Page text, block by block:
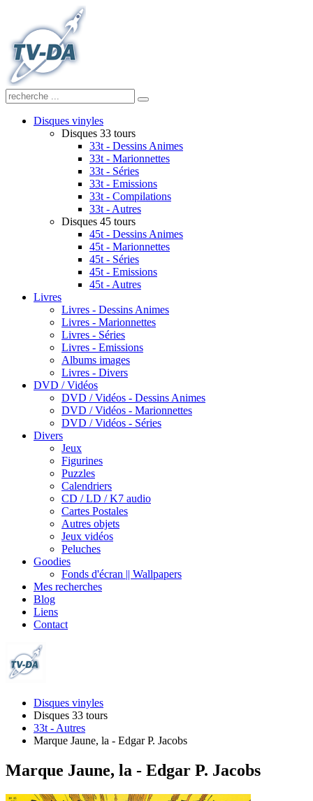
Disques vinyles
Disques 33 tours
33t - Dessins Animes
33t - Marionnettes
33t - Séries
33t - Emissions
33t - Compilations
33t - Autres
Disques 45 tours
45t - Dessins Animes
45t - Marionnettes
45t - Séries
45t - Emissions
45t - Autres
Livres
Livres - Dessins Animes
Livres - Marionnettes
Livres - Séries
Livres - Emissions
Albums images
Livres - Divers
DVD / Vidéos
DVD / Vidéos - Dessins Animes
DVD / Vidéos - Marionnettes
DVD / Vidéos - Séries
Divers
Jeux
Figurines
Puzzles
Calendriers
CD / LD / K7 audio
Cartes Postales
Autres objets
Jeux vidéos
Peluches
Goodies
Fonds d'écran || Wallpapers
Mes recherches
Blog
Liens
Contact
Disques vinyles
Disques 33 tours
33t - Autres
Marque Jaune, la - Edgar P. Jacobs
Marque Jaune, la - Edgar P. Jacobs